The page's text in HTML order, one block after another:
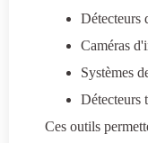
Détecteurs
Caméras
Systèmes
Détecteurs
Ces outils